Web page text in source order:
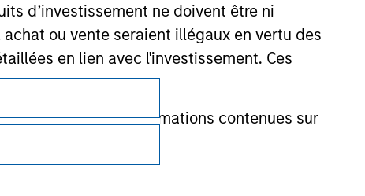
d’investissement ne doivent être ni
ou vente seraient illégaux en vertu des
en lien avec l'investissement. Ces
que les informations contenues sur
Your Privacy Choices
Conditions d'utilisation